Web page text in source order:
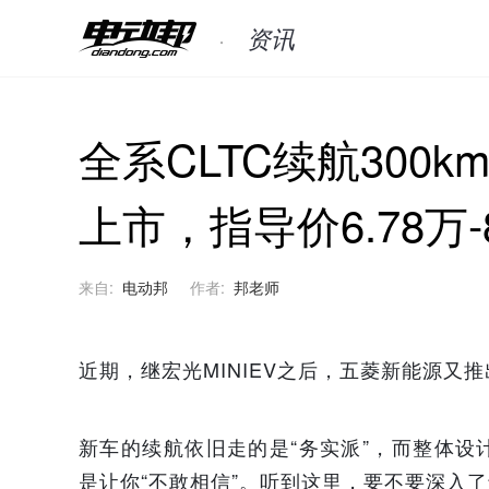
资讯
全系CLTC续航
上市，指导价6.78
来自: 电动邦 作者: 邦老师
近期，继宏光MINIEV之后，五菱新能源又
新车的续航依旧走的是“务实派”，而整体
是让你“不敢相信”。听到这里，要不要深入